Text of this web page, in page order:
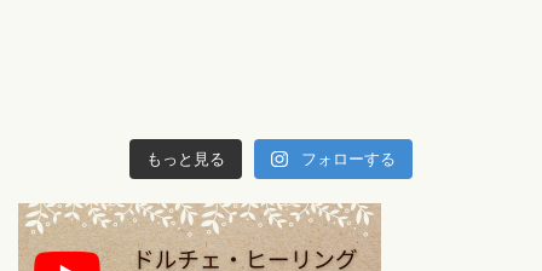
もっと見る フォローする